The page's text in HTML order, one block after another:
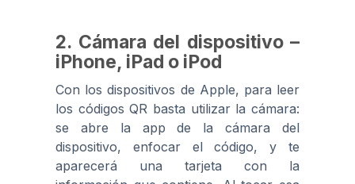
2. Cámara del dispositivo –
iPhone, iPad o iPod
Con los dispositivos de Apple, para leer
los códigos QR basta utilizar la cámara:
se abre la app de la cámara del
dispositivo, enfocar el código, y te
aparecerá una tarjeta con la